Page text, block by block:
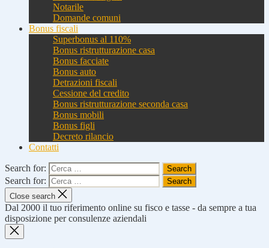
Notarile
Domande comuni
Bonus fiscali
Superbonus al 110%
Bonus ristrutturazione casa
Bonus facciate
Bonus auto
Detrazioni fiscali
Cessione del credito
Bonus ristrutturazione seconda casa
Bonus mobili
Bonus figli
Decreto rilancio
Contatti
Search for:
Search for:
Close search
Dal 2000 il tuo riferimento online su fisco e tasse - da sempre a tua
disposizione per consulenze aziendali